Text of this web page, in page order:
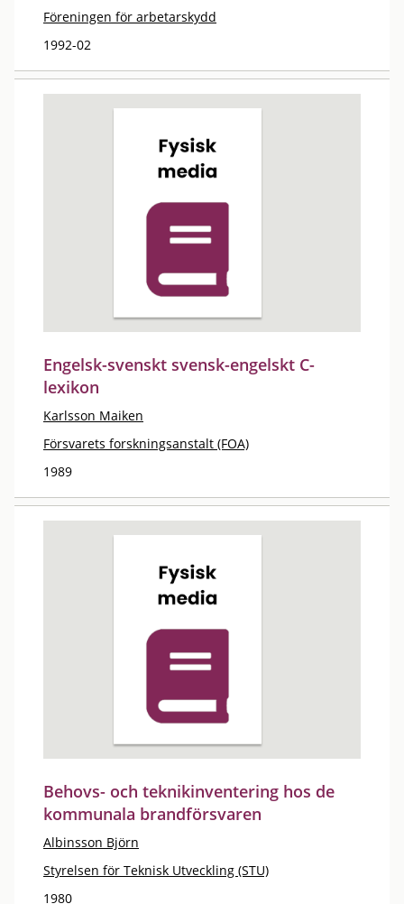
Föreningen för arbetarskydd
1992-02
Engelsk-svenskt svensk-engelskt C-
lexikon
Karlsson Maiken
Försvarets forskningsanstalt (FOA)
1989
Behovs- och teknikinventering hos de
kommunala brandförsvaren
Albinsson Björn
Styrelsen för Teknisk Utveckling (STU)
1980